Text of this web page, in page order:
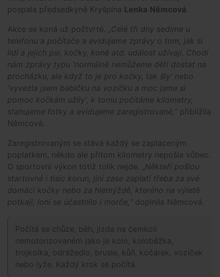
pospala předsedkyně Kryšpína Lenka Němcová.
Akce se koná už počtvrté.
„Celé tři dny sedíme u
telefonu a počítače a evidujeme zprávy o tom, jak si
lidi a jejich psi, kočky, koně atd. událost užívají. Chodí
nám zprávy typu 'normálně nemůžeme děti dostat na
procházku, ale když to je pro kočky, tak šly' nebo
'vyvezla jsem babičku na vozíčku a moc jsme si
pomoc kočkám užily', k tomu počítáme kilometry,
stahujeme fotky a evidujeme zaregistrované,“ přiblížila
Němcová.
Zaregistrovaným se stává každý se zaplaceným
poplatkem, někdo ale přitom kilometry nepošle vůbec.
O sportovní výkon totiž tolik nejde. „ Někteří pošlou
startovné i tisíc korun, jiní zase zaplatí třeba za své
domácí kočky nebo za hlemýždě, kterého na výletě
potkají; loni se účastnilo i morče,“ doplnila Němcová.
Počítá se chůze, běh, jízda na čemkoli
nemotorizovaném jako je kolo, koloběžka,
trojkolka, odrážedlo, brusle, kůň, kočárek, vozíček
nebo lyže. Každý krok se počítá.